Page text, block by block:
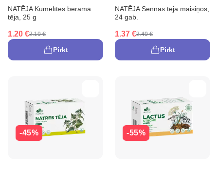
NATĒJA Kumelītes beramā
tēja, 25 g
1.20 €2.19 €
Pirkt
NATĒJA Sennas tēja maisiņos,
24 gab.
1.37 €2.49 €
Pirkt
-45% -55%